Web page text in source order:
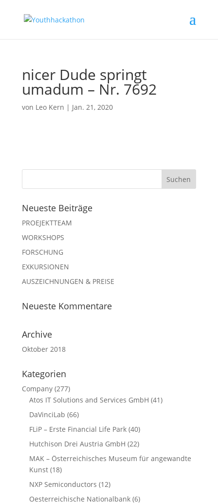
nicer Dude springt
umadum – Nr. 7692
von Leo Kern | Jan. 21, 2020
Neueste Beiträge
PROEJEKTTEAM
WORKSHOPS
FORSCHUNG
EXKURSIONEN
AUSZEICHNUNGEN & PREISE
Neueste Kommentare
Archive
Oktober 2018
Kategorien
Company(277)
Atos IT Solutions and Services GmbH (41)
DaVinciLab (66)
FLiP – Erste Financial Life Park(40)
Hutchison Drei Austria GmbH (22)
MAK – Österreichisches Museum für angewandte
Kunst(18)
NXP Semiconductors (12)
Oesterreichische Nationalbank(6)